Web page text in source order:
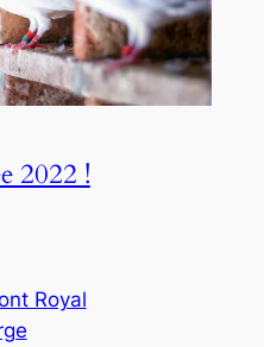
2022 !
Royal